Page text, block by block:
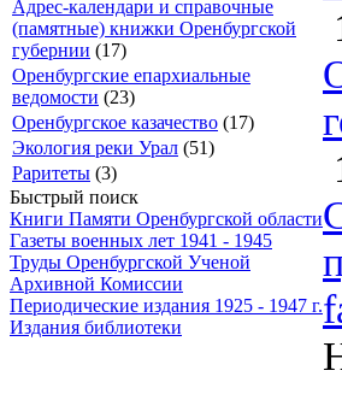
Адрес-календари и справочные
(памятные) книжки Оренбургской
губернии (17)
Оренбургские епархиальные
ведомости (23)
Оренбургское казачество (17)
Экология реки Урал (51)
Раритеты (3)
Быстрый поиск
Книги Памяти Оренбургской области
Газеты военных лет 1941 - 1945
Труды Оренбургской Ученой
Архивной Комиссии
Периодические издания 1925 - 1947 г.
Издания библиотеки